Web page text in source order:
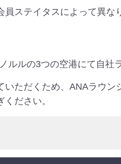
ステイタスによって異
ルルの3つの空港にて自社
ただくため、ANAラウ
ださい。